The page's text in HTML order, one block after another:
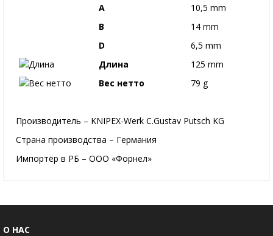
A
10,5 mm
B
14 mm
D
6,5 mm
Длина
125 mm
Вес нетто
79 g
Производитель – KNIPEX-Werk C.Gustav Putsch KG
Страна производства – Германия
Импортёр в РБ – ООО «Форнел»
О НАС